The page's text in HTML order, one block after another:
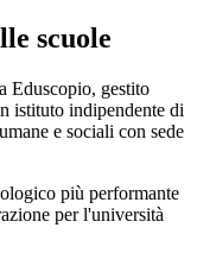
scuole
Eduscopio, gestito
istituto indipendente di
e sociali con sede
più performante
per l'università